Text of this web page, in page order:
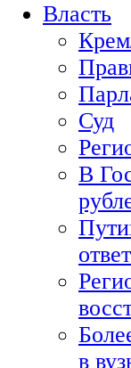
Власть
Суд
В
в